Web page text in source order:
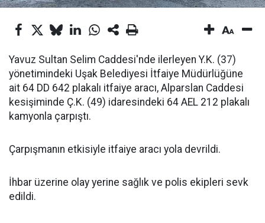
Yavuz Sultan Selim Caddesi'nde ilerleyen Y.K. (37)
yönetimindeki Uşak Belediyesi İtfaiye Müdürlüğüne
ait 64 DD 642 plakalı itfaiye aracı, Alparslan Caddesi
kesişiminde Ç.K. (49) idaresindeki 64 AEL 212 plakalı
kamyonla çarpıştı.
Çarpışmanın etkisiyle itfaiye aracı yola devrildi.
İhbar üzerine olay yerine sağlık ve polis ekipleri sevk
edildi.